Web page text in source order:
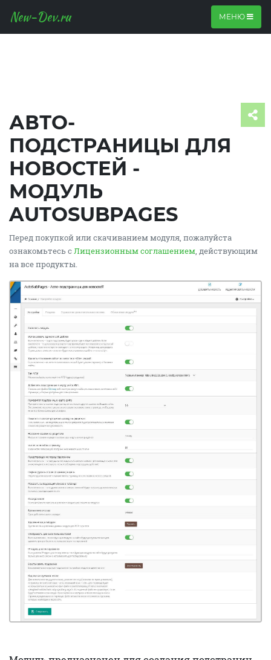
New-Dev.ru МЕНЮ
АВТО-
ПОДСТРАНИЦЫ ДЛЯ
НОВОСТЕЙ -
МОДУЛЬ
AUTOSUBPAGES
Перед покупкой или скачиванием модуля, пожалуйста
ознакомьтесь с Лицензионным соглашением , действующим
на все продукты.